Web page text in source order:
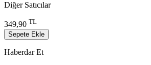
Diğer Satıcılar
349,90 TL
Sepete Ekle
Haberdar Et